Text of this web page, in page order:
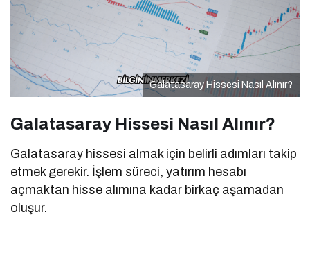
Galatasaray Hissesi Nasıl Alınır?
Galatasaray Hissesi Nasıl Alınır?
Galatasaray hissesi almak için belirli adımları takip
etmek gerekir. İşlem süreci, yatırım hesabı
açmaktan hisse alımına kadar birkaç aşamadan
oluşur.